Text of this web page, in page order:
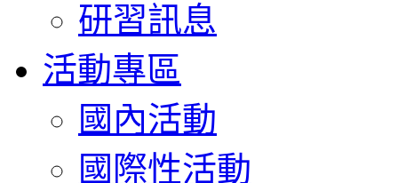
研習訊息
活動專區
國內活動
國際性活動